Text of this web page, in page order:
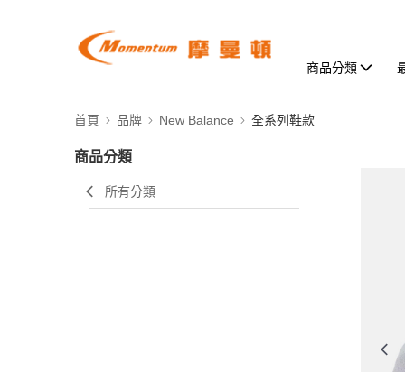
商品分類
首頁 品牌 New Balance 全系列鞋款
商品分類
所有分類